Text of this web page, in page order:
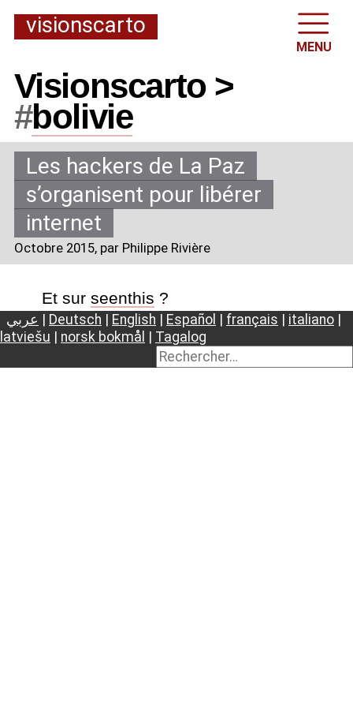
visionscarto
MENU
Visionscarto >
#bolivie
Les hackers de La Paz
s’organisent pour libérer
internet
Octobre 2015, par Philippe Rivière
Et sur seenthis ?
عربي Deutsch English Español français italiano
latviešu
norsk bokmål Tagalog